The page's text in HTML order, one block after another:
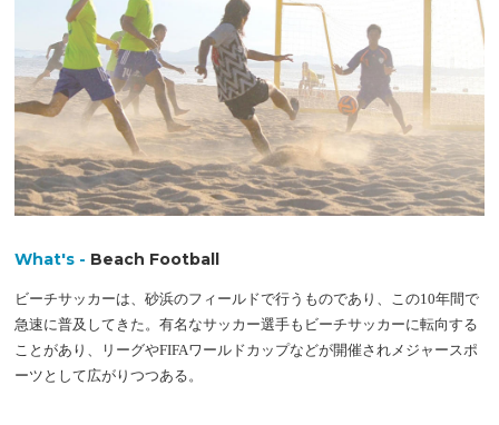
What's - Beach Football
ビーチサッカーは、砂浜のフィールドで行うものであり、この10年間で
急速に普及してきた。有名なサッカー選手もビーチサッカーに転向する
ことがあり、リーグやFIFAワールドカップなどが開催されメジャースポ
ーツとして広がりつつある。